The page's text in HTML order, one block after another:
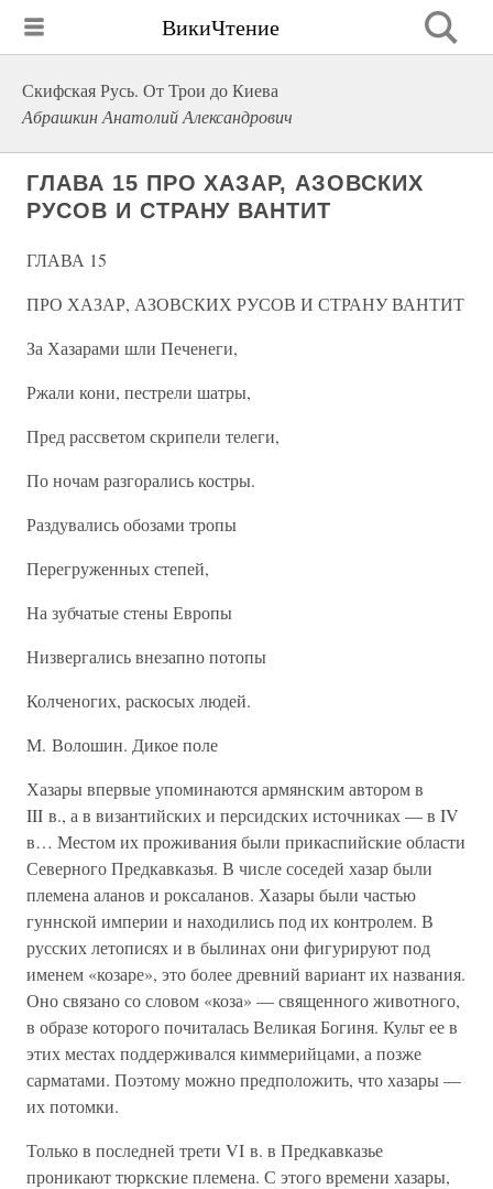
ВикиЧтение
Скифская Русь. От Трои до Киева
Абрашкин Анатолий Александрович
ГЛАВА 15 ПРО ХАЗАР, АЗОВСКИХ
РУСОВ И СТРАНУ ВАНТИТ
ГЛАВА 15
ПРО ХАЗАР, АЗОВСКИХ РУСОВ И СТРАНУ ВАНТИТ
За Хазарами шли Печенеги,
Ржали кони, пестрели шатры,
Пред рассветом скрипели телеги,
По ночам разгорались костры.
Раздувались обозами тропы
Перегруженных степей,
На зубчатые стены Европы
Низвергались внезапно потопы
Колченогих, раскосых людей.
М. Волошин. Дикое поле
Хазары впервые упоминаются армянским автором в
III в., а в византийских и персидских источниках — в IV
в… Местом их проживания были прикаспийские области
Северного Предкавказья. В числе соседей хазар были
племена аланов и роксаланов. Хазары были частью
гуннской империи и находились под их контролем. В
русских летописях и в былинах они фигурируют под
именем «козаре», это более древний вариант их названия.
Оно связано со словом «коза» — священного животного,
в образе которого почиталась Великая Богиня. Культ ее в
этих местах поддерживался киммерийцами, а позже
сарматами. Поэтому можно предположить, что хазары —
их потомки.
Только в последней трети VI в. в Предкавказье
проникают тюркские племена. С этого времени хазары,